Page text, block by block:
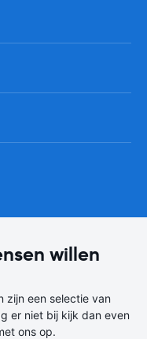
willen
zijn een selectie van
er niet bij kijk dan even
ons op.